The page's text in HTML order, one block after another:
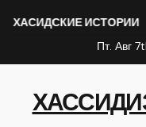
ИСТОРИИ
Пт. Авг